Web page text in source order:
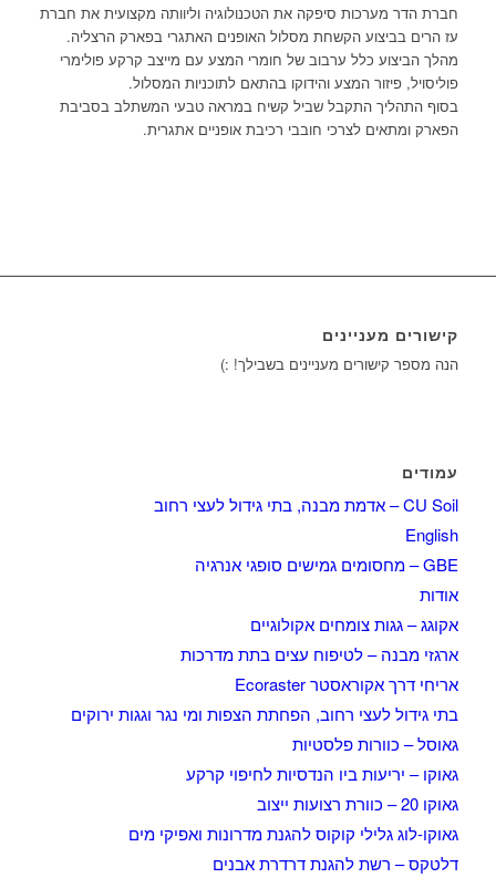
חברת הדר מערכות סיפקה את הטכנולוגיה וליוותה מקצועית את חברת
עז הרים בביצוע הקשחת מסלול האופנים האתגרי בפארק הרצליה.
מהלך הביצוע כלל ערבוב של חומרי המצע עם מייצב קרקע פולימרי
פוליסויל, פיזור המצע והידוקו בהתאם לתוכניות המסלול.
בסוף התהליך התקבל שביל קשיח במראה טבעי המשתלב בסביבת
הפארק ומתאים לצרכי חובבי רכיבת אופניים אתגרית.
קישורים מעניינים
הנה מספר קישורים מעניינים בשבילך! :)
עמודים
CU Soil – אדמת מבנה, בתי גידול לעצי רחוב
English
GBE – מחסומים גמישים סופגי אנרגיה
אודות
אקוגג – גגות צומחים אקולוגיים
ארגזי מבנה – לטיפוח עצים בתת מדרכות
אריחי דרך אקוראסטר Ecoraster
בתי גידול לעצי רחוב, הפחתת הצפות ומי נגר וגגות ירוקים
גאוסל – כוורות פלסטיות
גאוקו – יריעות ביו הנדסיות לחיפוי קרקע
גאוקו 20 – כוורת רצועות ייצוב
גאוקו-לוג גלילי קוקוס להגנת מדרונות ואפיקי מים
דלטקס – רשת להגנת דרדרת אבנים